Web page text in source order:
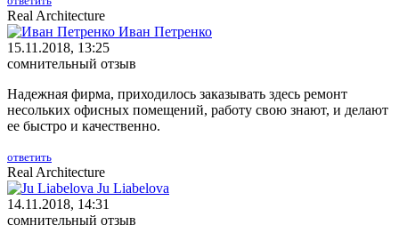
Real Architecture
Иван Петренко
15.11.2018, 13:25
сомнительный отзыв
Надежная фирма, приходилось заказывать здесь ремонт
несольких офисных помещений, работу свою знают, и делают
ее быстро и качественно.
ответить
Real Architecture
Ju Liabelova
14.11.2018, 14:31
сомнительный отзыв